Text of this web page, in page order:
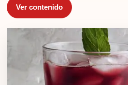
Ver contenido